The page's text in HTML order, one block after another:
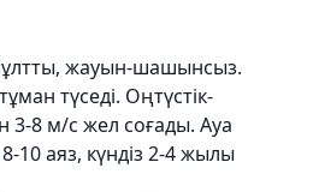
жауын-шашынсыз.
түседі. Оңтүстік-
3-8 м/с жел соғады. Ауа
10 аяз, күндіз 2-4 жылы